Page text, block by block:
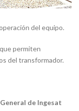
del equipo.
permiten
del transformador.
de Ingesat